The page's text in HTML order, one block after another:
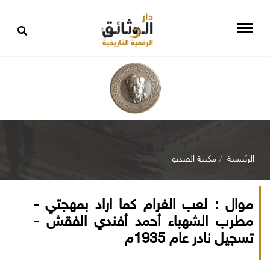
الرئيسية مكتبة الفيديو
موال : لعب الغرام كما اراد بمهجتي -
مطرب الشهباء أحمد أفندي الفقش -
تسجيل نادر عام 1935م